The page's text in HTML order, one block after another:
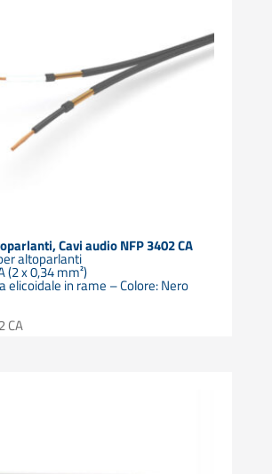
Cavi audio NFP 3402 CA
altoparlanti
(2 x 0,34 mm²)
elicoidale in rame – Colore: Nero
CA